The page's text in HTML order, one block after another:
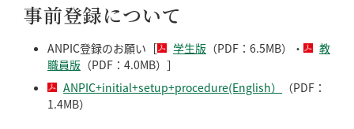
事前登録について
ANPIC登録のお願い［ 学生版 （PDF：6.5MB）・
教
職員版 （PDF：4.0MB）］
ANPIC+initial+setup+procedure(English）
（PDF：
1.4MB）